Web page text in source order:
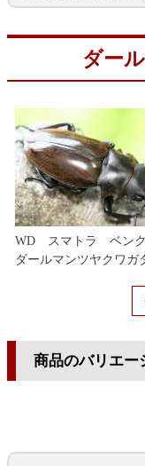
ダー
WD スマトラ ベン
ダールマンツヤクワガ
商品のバリエー